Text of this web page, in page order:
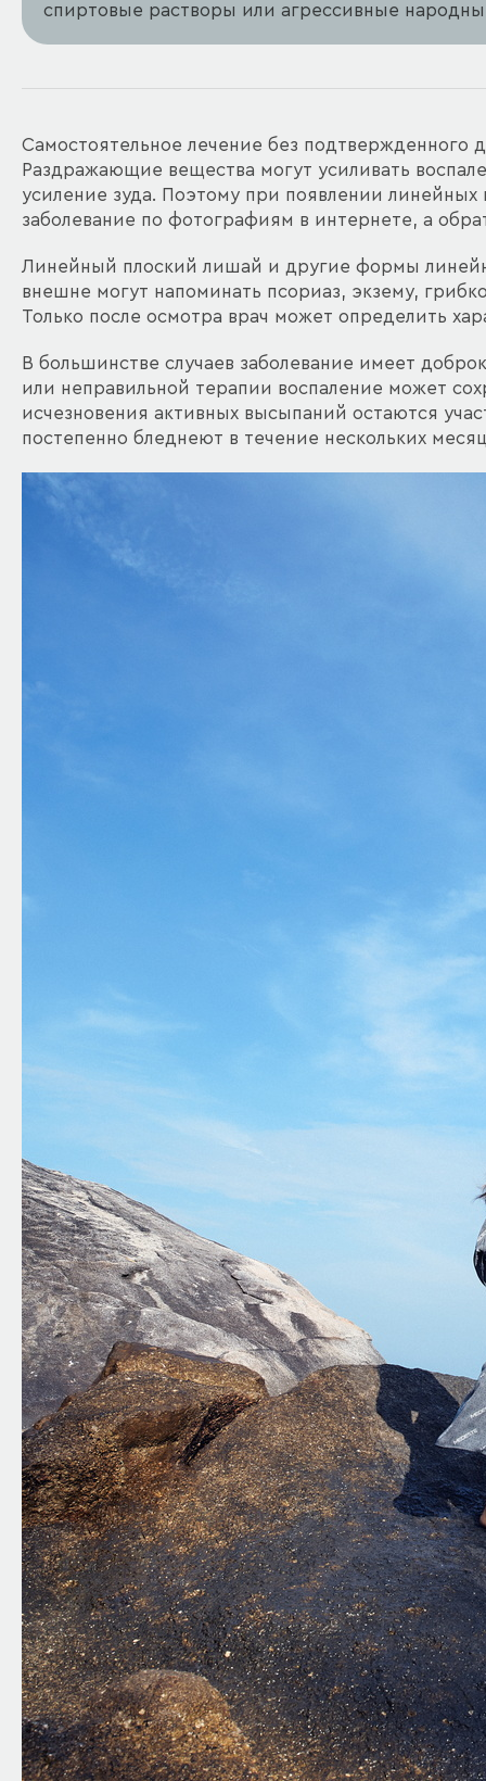
спиртовые растворы или агрессивные
Самостоятельное лечение без
Раздражающие вещества могут усиливать
усиление зуда. Поэтому при появлении
заболевание по фотографиям в интернете, а
Линейный плоский лишай и другие формы
внешне могут напоминать псориаз, экзему,
Только после осмотра врач может определить
В большинстве случаев заболевание имеет
или неправильной терапии воспаление может
исчезновения активных высыпаний остаются
постепенно бледнеют в течение нескольких